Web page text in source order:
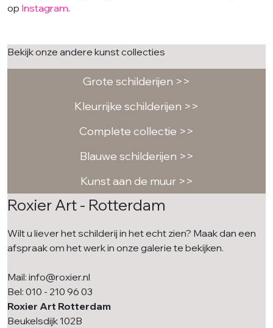
op Instagram.
Bekijk onze andere kunst collecties
Grote schilderijen >>
Kleurrijke schilderijen >>
Complete collectie >>
Blauwe schilderijen >>
Kunst aan de muur >>
Roxier Art - Rotterdam
Wilt u liever het schilderij in het echt zien? Maak dan een
afspraak om het werk in onze galerie te bekijken.
Mail: info@roxier.nl
Bel: 010 - 210 96 03
Roxier Art Rotterdam
Beukelsdijk 102B